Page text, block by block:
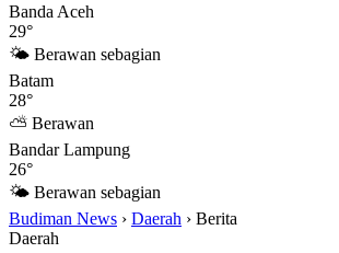
Banda Aceh
29°
🌤 Berawan sebagian
Batam
28°
⛅ Berawan
Bandar Lampung
26°
🌤 Berawan sebagian
Budiman News › Daerah › Berita
Daerah